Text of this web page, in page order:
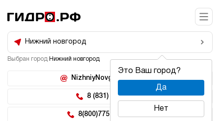
Нижний новгород
Это Ваш город?
Да
Нет
Выбран город Нижний новгород
NizhniyNovgorod@hidro.ru
8 (831) 266-47-71
8(800)775-04-62 доб 5